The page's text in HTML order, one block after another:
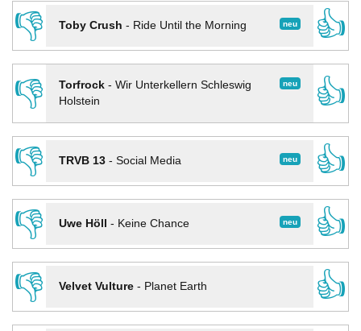
👎
neu
Toby Crush - Ride Until the Morning
👍
👎
neu
Torfrock- Wir Unterkellern Schleswig
Holstein
👍
👎
neu
TRVB 13- Social Media
👍
👎
neu
Uwe Höll - Keine Chance
👍
👎
Velvet Vulture- Planet Earth
👍